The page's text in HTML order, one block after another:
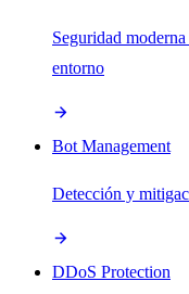
Seguridad
entorno
Bot Management
Detección y
DDoS Protection